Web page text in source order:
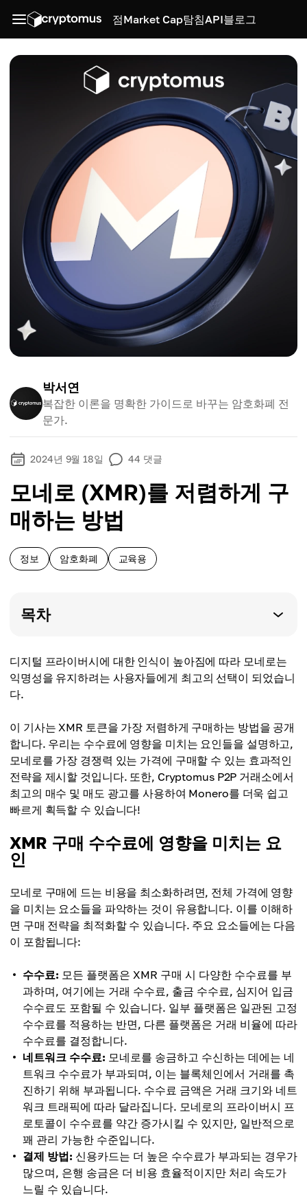
점Market Cap탐침API블로그
박서연
복잡한 이론을 명확한 가이드로 바꾸는 암호화폐 전
문가.
2024년 9월 18일 44 댓글
모네로 (XMR)를 저렴하게 구
매하는 방법
정보 암호화폐 교육용
목차
디지털 프라이버시에 대한 인식이 높아짐에 따라 모네로는
익명성을 유지하려는 사용자들에게 최고의 선택이 되었습니
다.
이 기사는 XMR 토큰을 가장 저렴하게 구매하는 방법을 공개
합니다. 우리는 수수료에 영향을 미치는 요인들을 설명하고,
모네로를 가장 경쟁력 있는 가격에 구매할 수 있는 효과적인
전략을 제시할 것입니다. 또한, Cryptomus P2P 거래소에서
최고의 매수 및 매도 광고를 사용하여 Monero를 더욱 쉽고
빠르게 획득할 수 있습니다!
XMR 구매 수수료에 영향을 미치는 요
인
모네로 구매에 드는 비용을 최소화하려면, 전체 가격에 영향
을 미치는 요소들을 파악하는 것이 유용합니다. 이를 이해하
면 구매 전략을 최적화할 수 있습니다. 주요 요소들에는 다음
이 포함됩니다:
수수료: 모든 플랫폼은 XMR 구매 시 다양한 수수료를 부
과하며, 여기에는 거래 수수료, 출금 수수료, 심지어 입금
수수료도 포함될 수 있습니다. 일부 플랫폼은 일관된 고정
수수료를 적용하는 반면, 다른 플랫폼은 거래 비율에 따라
수수료를 결정합니다.
네트워크 수수료: 모네로를 송금하고 수신하는 데에는 네
트워크 수수료가 부과되며, 이는 블록체인에서 거래를 촉
진하기 위해 부과됩니다. 수수료 금액은 거래 크기와 네트
워크 트래픽에 따라 달라집니다. 모네로의 프라이버시 프
로토콜이 수수료를 약간 증가시킬 수 있지만, 일반적으로
꽤 관리 가능한 수준입니다.
결제 방법: 신용카드는 더 높은 수수료가 부과되는 경우가
많으며, 은행 송금은 더 비용 효율적이지만 처리 속도가
느릴 수 있습니다.